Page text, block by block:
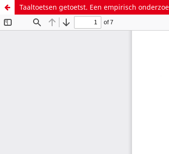
Taaltoetsen getoetst. Een empirisch